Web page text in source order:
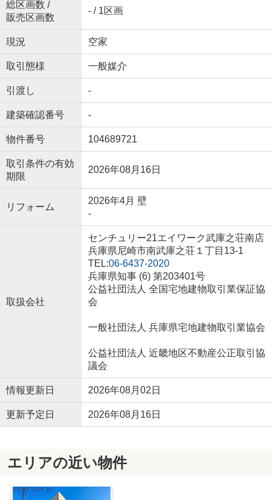
総区画数 /
販売区画数
- / 1区画
現況 空家
取引態様 一般媒介
引渡し -
建築確認番号 -
物件番号 104689721
取引条件の有効
期限
2026年08月16日
リフォーム
2026年4月 壁
-
取扱会社
センチュリー21エイワーク武庫之荘南店
兵庫県尼崎市南武庫之荘１丁目13-1
TEL:06-6437-2020
兵庫県知事 (6) 第203401号
公益社団法人 全国宅地建物取引業保証協
会
一般社団法人 兵庫県宅地建物取引業協会
公益社団法人 近畿地区不動産公正取引協
議会
情報更新日 2026年08月02日
更新予定日 2026年08月16日
エリアの近い物件